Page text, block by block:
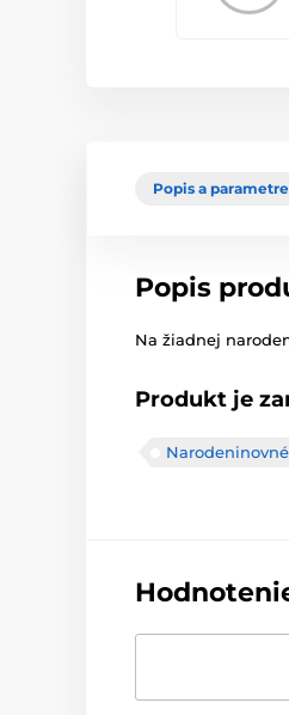
Popis a parametre
Popis
Na žiadnej
Produkt je